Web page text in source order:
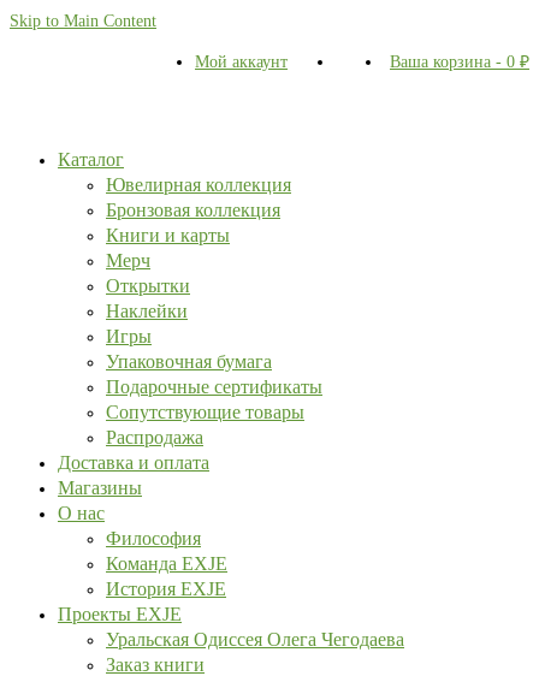
Skip to Main Content
Мой аккаунт Ваша корзина - 0 ₽
Каталог
Ювелирная коллекция
Бронзовая коллекция
Книги и карты
Мерч
Открытки
Наклейки
Игры
Упаковочная бумага
Подарочные сертификаты
Сопутствующие товары
Распродажа
Доставка и оплата
Магазины
О нас
Философия
Команда EXJE
История EXJE
Проекты EXJE
Уральская Одиссея Олега Чегодаева
Заказ книги